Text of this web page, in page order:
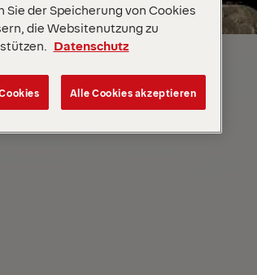
Finden Sie einen Vertriebspartner
Sie der Speicherung von Cookies
die Websitenutzung zu
Datenschutz
Alle Cookies akzeptieren